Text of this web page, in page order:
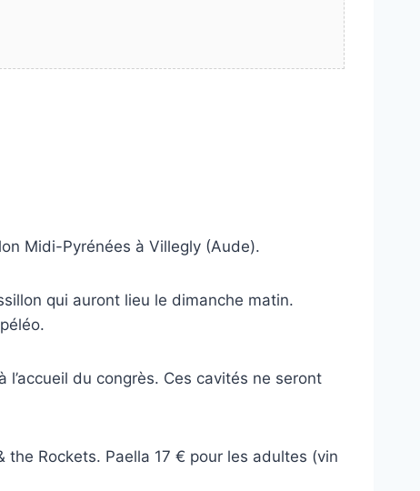
lon Midi-Pyrénées à Villegly (Aude).
qui auront lieu le dimanche matin.
du congrès. Ces cavités ne seront
the Rockets. Paella 17 € pour les adultes (vin